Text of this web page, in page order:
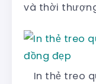
và thời
In thẻ treo